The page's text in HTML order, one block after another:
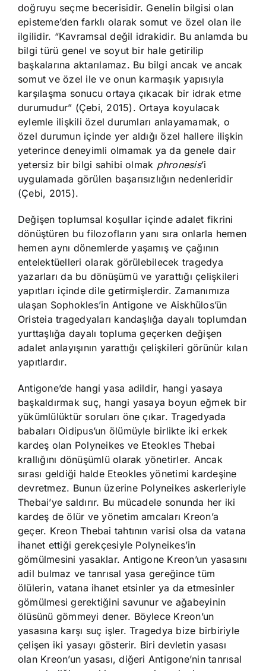
doğruyu seçme becerisidir. Genelin bilgisi olan
episteme’den farklı olarak somut ve özel olan ile
ilgilidir. “Kavramsal değil idrakidir. Bu anlamda bu
bilgi türü genel ve soyut bir hale getirilip
başkalarına aktarılamaz. Bu bilgi ancak ve ancak
somut ve özel ile ve onun karmaşık yapısıyla
karşılaşma sonucu ortaya çıkacak bir idrak etme
durumudur” (Çebi, 2015). Ortaya koyulacak
eylemle ilişkili özel durumları anlayamamak, o
özel durumun içinde yer aldığı özel hallere ilişkin
yeterince deneyimli olmamak ya da genele dair
yetersiz bir bilgi sahibi olmak phronesis’i
uygulamada görülen başarısızlığın nedenleridir
(Çebi, 2015).
Değişen toplumsal koşullar içinde adalet fikrini
dönüştüren bu filozofların yanı sıra onlarla hemen
hemen aynı dönemlerde yaşamış ve çağının
entelektüelleri olarak görülebilecek tragedya
yazarları da bu dönüşümü ve yarattığı çelişkileri
yapıtları içinde dile getirmişlerdir. Zamanımıza
ulaşan Sophokles’in Antigone ve Aiskhülos’ün
Oristeia tragedyaları kandaşlığa dayalı toplumdan
yurttaşlığa dayalı topluma geçerken değişen
adalet anlayışının yarattığı çelişkileri görünür kılan
yapıtlardır.
Antigone’de hangi yasa adildir, hangi yasaya
başkaldırmak suç, hangi yasaya boyun eğmek bir
yükümlülüktür soruları öne çıkar. Tragedyada
babaları Oidipus’un ölümüyle birlikte iki erkek
kardeş olan Polyneikes ve Eteokles Thebai
krallığını dönüşümlü olarak yönetirler. Ancak
sırası geldiği halde Eteokles yönetimi kardeşine
devretmez. Bunun üzerine Polyneikes askerleriyle
Thebai’ye saldırır. Bu mücadele sonunda her iki
kardeş de ölür ve yönetim amcaları Kreon’a
geçer. Kreon Thebai tahtının varisi olsa da vatana
ihanet ettiği gerekçesiyle Polyneikes’in
gömülmesini yasaklar. Antigone Kreon’un yasasını
adil bulmaz ve tanrısal yasa gereğince tüm
ölülerin, vatana ihanet etsinler ya da etmesinler
gömülmesi gerektiğini savunur ve ağabeyinin
ölüsünü gömmeyi dener. Böylece Kreon’un
yasasına karşı suç işler. Tragedya bize birbiriyle
çelişen iki yasayı gösterir. Biri devletin yasası
olan Kreon’un yasası, diğeri Antigone’nin tanrısal